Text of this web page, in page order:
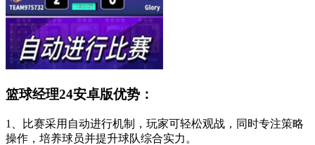
篮球经理24安卓版优势：
1、比赛采用自动进行机制，玩家可轻松观战，同时专注策略
操作，培养球员并提升球队综合实力。